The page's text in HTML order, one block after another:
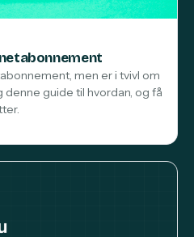
men er i tvivl om
guide til hvordan, og få